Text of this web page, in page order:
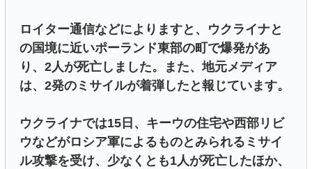
ロイター通信などによりますと、ウクライナと
の国境に近いポーランド東部の町で爆発があ
り、2人が死亡しました。また、地元メディア
は、2発のミサイルが着弾したと報じています。
ウクライナでは15日、キーウの住宅や西部リビ
ウなどがロシア軍によるものとみられるミサイ
ル攻撃を受け、少なくとも1人が死亡したほか、